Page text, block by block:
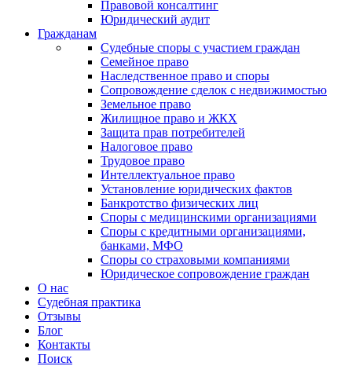
Правовой консалтинг
Юридический аудит
Гражданам
Судебные споры с участием граждан
Семейное право
Наследственное право и споры
Сопровождение сделок с недвижимостью
Земельное право
Жилищное право и ЖКХ
Защита прав потребителей
Налоговое право
Трудовое право
Интеллектуальное право
Установление юридических фактов
Банкротство физических лиц
Споры с медицинскими организациями
Споры с кредитными организациями,
банками, МФО
Споры со страховыми компаниями
Юридическое сопровождение граждан
О нас
Судебная практика
Отзывы
Блог
Контакты
Поиск